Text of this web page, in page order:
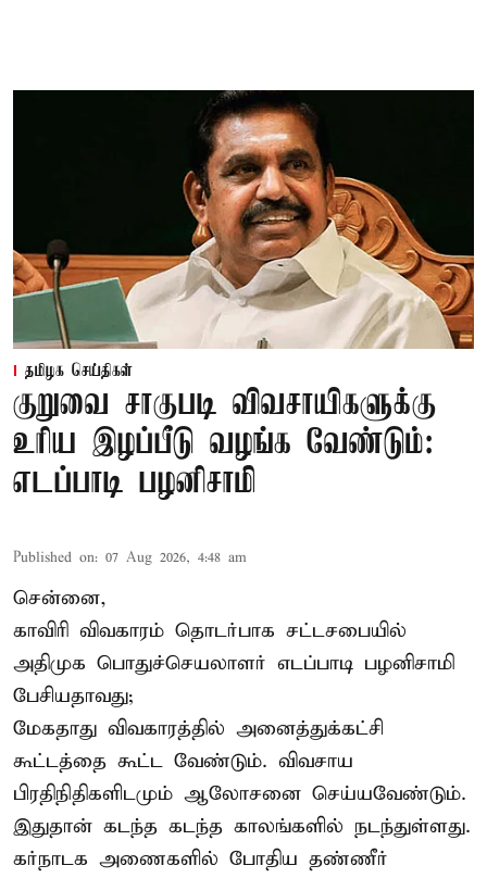
தமிழக செய்திகள்
குறுவை சாகுபடி விவசாயிகளுக்கு
உரிய இழப்பீடு வழங்க வேண்டும்:
எடப்பாடி பழனிசாமி
Published on: 07 Aug 2026, 4:48 am
சென்னை,
காவிரி விவகாரம் தொடர்பாக சட்டசபையில்
அதிமுக பொதுச்செயலாளர் எடப்பாடி பழனிசாமி
பேசியதாவது;
மேகதாது விவகாரத்தில் அனைத்துக்கட்சி
கூட்டத்தை கூட்ட வேண்டும். விவசாய
பிரதிநிதிகளிடமும் ஆலோசனை செய்யவேண்டும்.
இதுதான் கடந்த கடந்த காலங்களில் நடந்துள்ளது.
கர்நாடக அணைகளில் போதிய தண்ணீர்